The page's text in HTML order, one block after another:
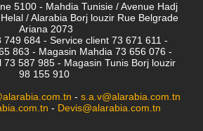
5100 - Mahdia Tunisie / Avenue Hadj
/ Alarabia Borj louzir Rue Belgrade
Ariana 2073
749 684 - Service client 73 671 611 -
863 - Magasin Mahdia 73 656 076 -
73 587 985 - Magasin Tunis Borj louzir
98 155 910
- s.a.v@alarabia.com.tn
- Devis@alarabia.com.tn